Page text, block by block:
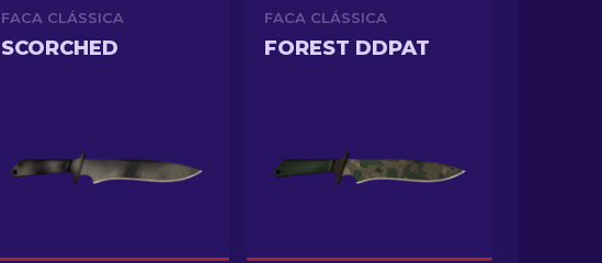
FACA CLÁSSICA
SCORCHED
FACA CLÁSSICA
FOREST DDPAT